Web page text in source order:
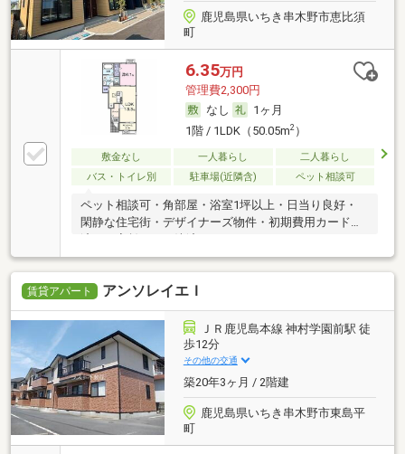
鹿児島県いちき串木野市恵比須
町
6.35万円
管理費2,300円
なし
1ヶ月
1階 / 1LDK（50.05m2）
敷金なし 一人暮らし
二人暮らし
バス・トイレ別
駐車場(近隣含) ペット相談可
ペット相談可・角部屋・浴室1坪以上・日当り良好・
閑静な住宅街・デザイナーズ物件・初期費用カード決
済可・家賃カード決済可
賃貸アパート アンソレイエＩ
ＪＲ鹿児島本線 神村学園前駅 徒
歩12分
その他の交通
築20年3ヶ月 / 2階建
鹿児島県いちき串木野市東島平
町